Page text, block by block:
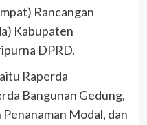
Rancangan
Kabupaten
DPRD.
Raperda
Bangunan Gedung,
Modal, dan